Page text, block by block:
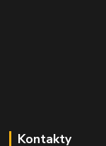
Kontakty